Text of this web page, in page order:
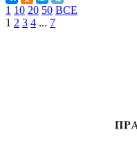
1 10 20 50 ВСЕ
1 2 3 4 ... 7